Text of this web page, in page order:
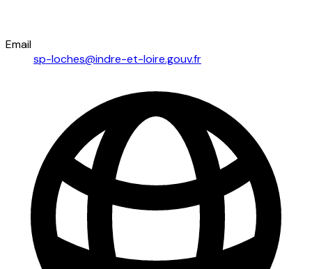
Email
sp-loches@indre-et-loire.gouv.fr